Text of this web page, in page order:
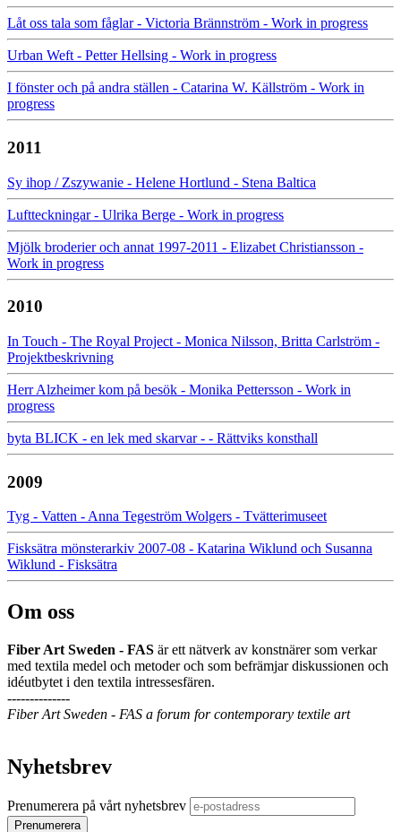
Låt oss tala som fåglar - Victoria Brännström - Work in progress
Urban Weft - Petter Hellsing - Work in progress
I fönster och på andra ställen - Catarina W. Källström - Work in
progress
2011
Sy ihop / Zszywanie - Helene Hortlund - Stena Baltica
Luftteckningar - Ulrika Berge - Work in progress
Mjölk broderier och annat 1997-2011 - Elizabet Christiansson -
Work in progress
2010
In Touch - The Royal Project - Monica Nilsson, Britta Carlström -
Projektbeskrivning
Herr Alzheimer kom på besök - Monika Pettersson - Work in
progress
byta BLICK - en lek med skarvar - - Rättviks konsthall
2009
Tyg - Vatten - Anna Tegeström Wolgers - Tvätterimuseet
Fisksätra mönsterarkiv 2007-08 - Katarina Wiklund och Susanna
Wiklund - Fisksätra
Om oss
Fiber Art Sweden - FAS är ett nätverk av konstnärer som verkar
med textila medel och metoder och som befrämjar diskussionen och
idéutbytet i den textila intressesfären.
--------------
Fiber Art Sweden - FAS a forum for contemporary textile art
Nyhetsbrev
Prenumerera på vårt nyhetsbrev